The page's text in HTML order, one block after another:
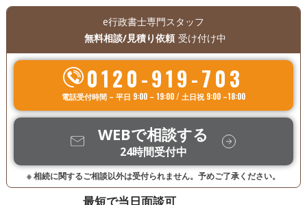
e行政書士専門スタッフ
無料相談/見積り依頼 受け付け中
0120-919-703
電話受付時間 – 平日 9:00 – 19:00 / 土日祝 9:00 –18:00
WEBで相談する
24時間受付中
※ 相続に関するご相談以外は受付られません。予めご了承ください。
最短で当日面談可